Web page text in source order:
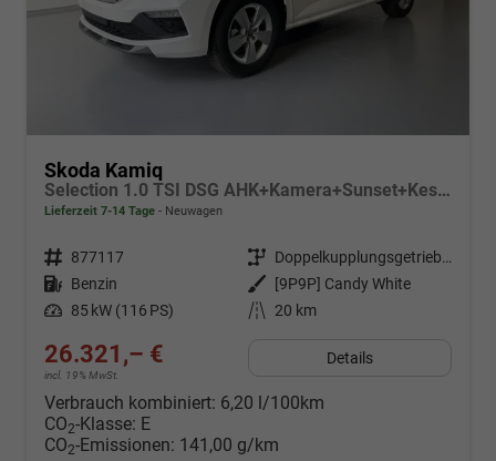
Skoda Kamiq
Selection 1.0 TSI DSG AHK+Kamera+Sunset+Kessy+AppConnect+Sitzheiz+Alu16+GV5
Lieferzeit 7-14 Tage Neuwagen
Fahrzeugnr. 877117 Getriebe
Doppelkupplungsgetriebe (DSG)
Kraftstoff Benzin Außenfarbe
[9P9P] Candy White
Leistung 85 kW (116 PS) Kilometerstand 20 km
26.321,– €
incl. 19% MwSt.
Details
Verbrauch kombiniert: 6,20 l/100km
CO2-Klasse: E
CO2-Emissionen: 141,00 g/km